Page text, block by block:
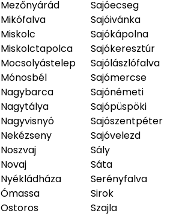
Mezőnyárád
Mikófalva
Miskolc
Miskolctapolca
Mocsolyástelep
Mónosbél
Nagybarca
Nagytálya
Nagyvisnyó
Nekézseny
Noszvaj
Novaj
Nyékládháza
Ómassa
Ostoros
Sajóecseg
Sajóivánka
Sajókápolna
Sajókeresztúr
Sajólászlófalva
Sajómercse
Sajónémeti
Sajópüspöki
Sajószentpéter
Sajóvelezd
Sály
Sáta
Serényfalva
Sirok
Szajla